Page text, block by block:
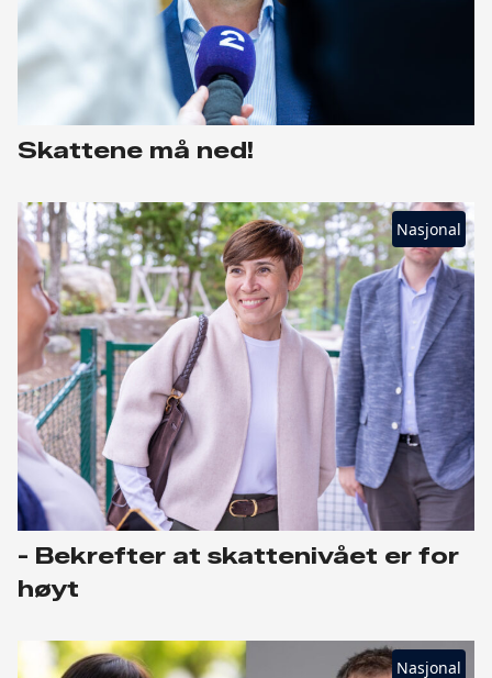
Skattene må ned!
Nasjonal
- Bekrefter at skattenivået er for
høyt
Nasjonal